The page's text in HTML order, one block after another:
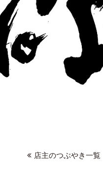
店主のつぶやき一覧